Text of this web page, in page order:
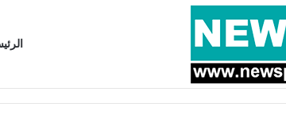
بسبب المرزوقي وبتكليف من سعيّد: الخارجية تستدعي السفيرة